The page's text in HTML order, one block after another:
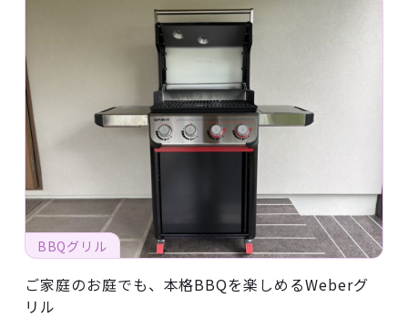
BBQグリル
ご家庭のお庭でも、本格BBQを楽しめるWeberグ
リル